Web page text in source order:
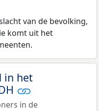
van de bevolking,
komt uit het
in het
in de